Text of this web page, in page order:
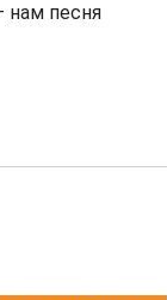
нам песня